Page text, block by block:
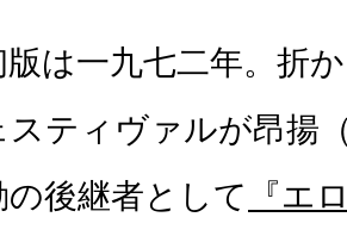
版は一九七二年。折
スティヴァルが昂揚
の後継者として
『エ